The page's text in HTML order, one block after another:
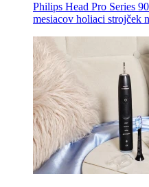
Philips Head Pro Series
mesiacov holiaci strojček